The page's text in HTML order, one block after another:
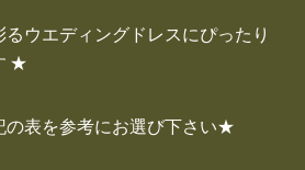
ウエディングドレスにぴったり
★
の表を参考にお選び下さい★